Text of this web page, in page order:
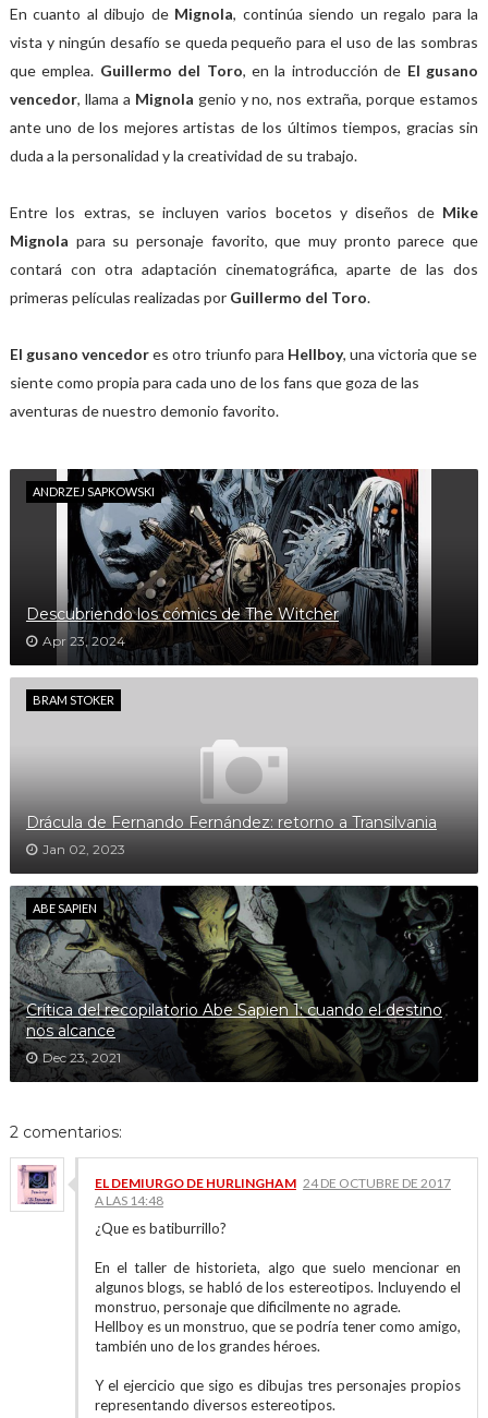
En cuanto al dibujo de Mignola, continúa siendo un regalo para la
vista y ningún desafío se queda pequeño para el uso de las sombras
que emplea. Guillermo del Toro, en la introducción de El gusano
vencedor, llama a Mignola genio y no, nos extraña, porque estamos
ante uno de los mejores artistas de los últimos tiempos, gracias sin
duda a la personalidad y la creatividad de su trabajo.
Entre los extras, se incluyen varios bocetos y diseños de Mike
Mignola para su personaje favorito, que muy pronto parece que
contará con otra adaptación cinematográfica, aparte de las dos
primeras películas realizadas por Guillermo del Toro.
El gusano vencedores otro triunfo para Hellboy, una victoria que se
siente como propia para cada uno de los fans que goza de las
aventuras de nuestro demonio favorito.
ANDRZEJ SAPKOWSKI
Descubriendo los cómics de The Witcher
Apr 23, 2024
BRAM STOKER
Drácula de Fernando Fernández: retorno a Transilvania
Jan 02, 2023
ABE SAPIEN
Crítica del recopilatorio Abe Sapien 1: cuando el destino
nos alcance
Dec 23, 2021
2 comentarios:
EL DEMIURGO DE HURLINGHAM 24 DE OCTUBRE DE 2017
A LAS 14:48
¿Que es batiburrillo?
En el taller de historieta, algo que suelo mencionar en
algunos blogs, se habló de los estereotipos. Incluyendo el
monstruo, personaje que dificilmente no agrade.
Hellboy es un monstruo, que se podría tener como amigo,
también uno de los grandes héroes.
Y el ejercicio que sigo es dibujas tres personajes propios
representando diversos estereotipos.